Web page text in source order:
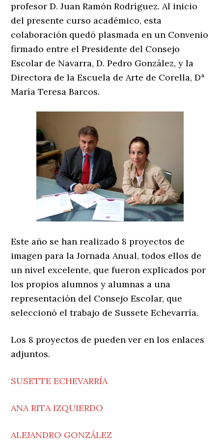
profesor D. Juan Ramón Rodríguez. Al inicio
del presente curso académico, esta
colaboración quedó plasmada en un Convenio
firmado entre el Presidente del Consejo
Escolar de Navarra, D. Pedro González, y la
Directora de la Escuela de Arte de Corella, Dª
María Teresa Barcos.
Este año se han realizado 8 proyectos de
imagen para la Jornada Anual, todos ellos de
un nivel excelente, que fueron explicados por
los propios alumnos y alumnas a una
representación del Consejo Escolar, que
seleccionó el trabajo de Sussete Echevarría.
Los 8 proyectos de pueden ver en los enlaces
adjuntos.
SUSETTE ECHEVARRÍA
ANA RITA IZQUIERDO
ALEJANDRO GONZÁLEZ